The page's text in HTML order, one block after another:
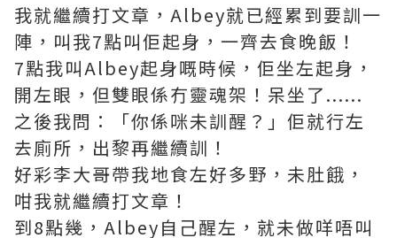
我就繼續打文章，Albey就已經累到要訓一
陣，叫我7點叫佢起身，一齊去食晚飯！
7點我叫Albey起身嘅時候，佢坐左起身，
開左眼，但雙眼係冇靈魂架！呆坐了......
之後我問：「你係咪未訓醒？」佢就行左
去廁所，出黎再繼續訓！
好彩李大哥帶我地食左好多野，未肚餓，
咁我就繼續打文章！
到8點幾，Albey自己醒左，就未做咩唔叫